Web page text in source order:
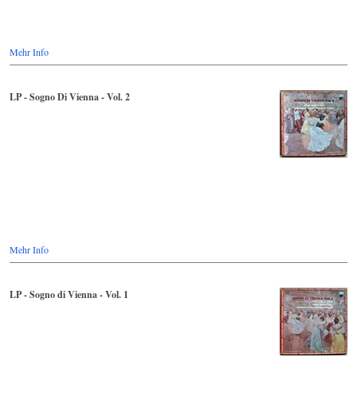
Mehr Info
LP - Sogno Di Vienna - Vol. 2
Mehr Info
LP - Sogno di Vienna - Vol. 1